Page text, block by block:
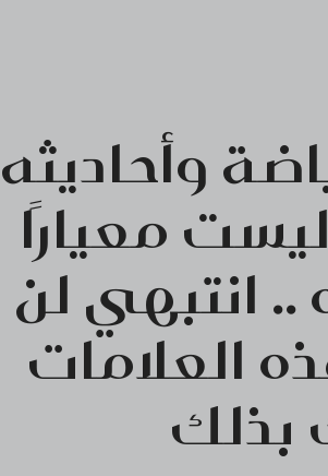
وأحاديثه
معيارًا
.. انتبهي لن
العلامات
بذلك